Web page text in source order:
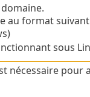
au format
sous
nécessaire